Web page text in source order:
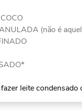
(não é
leite condensado